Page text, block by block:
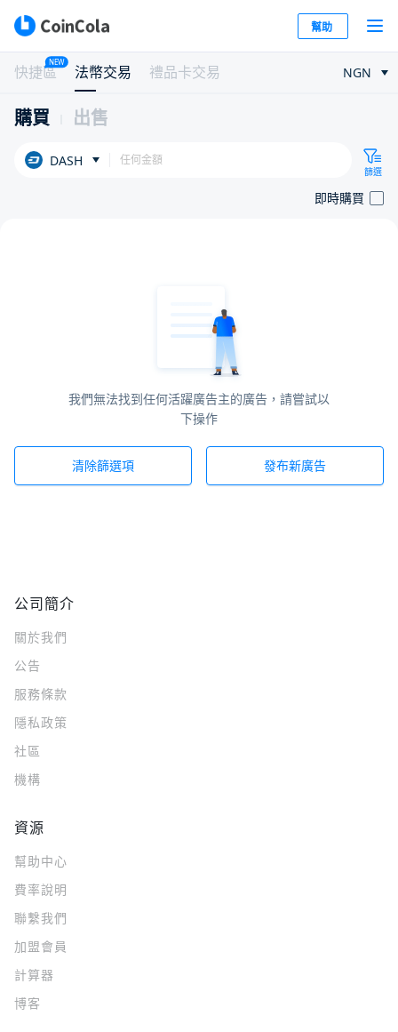
幫助
快捷區
NEW
法幣交易 禮品卡交易 NGN
購買 出售
DASH
篩選
即時購買
我們無法找到任何活躍廣告主的廣告，請嘗試以
下操作
清除篩選項 發布新廣告
公司簡介
關於我們
公告
服務條款
隱私政策
社區
機構
資源
幫助中心
費率說明
聯繫我們
加盟會員
計算器
博客